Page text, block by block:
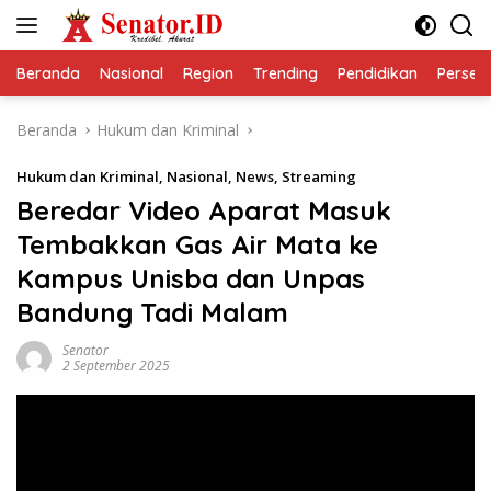
Beranda Nasional Region Trending Pendidikan
Beranda Hukum dan Kriminal
Hukum dan Kriminal, Nasional, News, Streaming
Beredar Video Aparat Masuk
Tembakkan Gas Air Mata ke
Kampus Unisba dan Unpas
Bandung Tadi Malam
Senator
2 September 2025